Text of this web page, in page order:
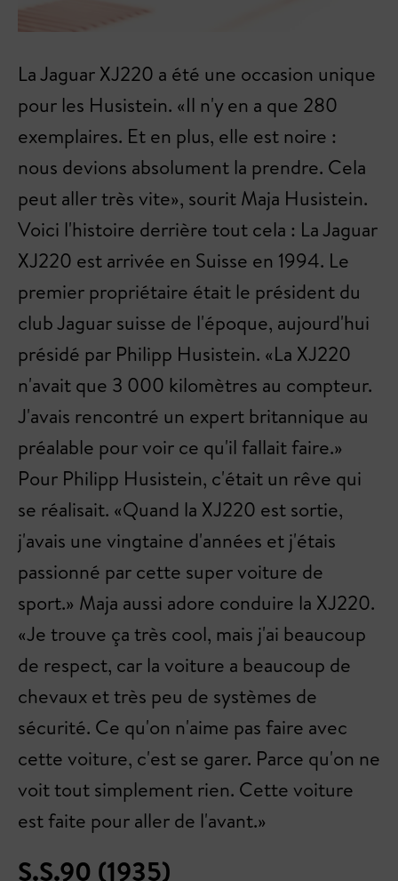
La Jaguar XJ220 a été une occasion unique
pour les Husistein. «Il n'y en a que 280
exemplaires. Et en plus, elle est noire :
nous devions absolument la prendre. Cela
peut aller très vite», sourit Maja Husistein.
Voici l'histoire derrière tout cela : La Jaguar
XJ220 est arrivée en Suisse en 1994. Le
premier propriétaire était le président du
club Jaguar suisse de l'époque, aujourd'hui
présidé par Philipp Husistein. «La XJ220
n'avait que 3 000 kilomètres au compteur.
J'avais rencontré un expert britannique au
préalable pour voir ce qu'il fallait faire.»
Pour Philipp Husistein, c'était un rêve qui
se réalisait. «Quand la XJ220 est sortie,
j'avais une vingtaine d'années et j'étais
passionné par cette super voiture de
sport.» Maja aussi adore conduire la XJ220.
«Je trouve ça très cool, mais j'ai beaucoup
de respect, car la voiture a beaucoup de
chevaux et très peu de systèmes de
sécurité. Ce qu'on n'aime pas faire avec
cette voiture, c'est se garer. Parce qu'on ne
voit tout simplement rien. Cette voiture
est faite pour aller de l'avant.»
S.S.90 (1935)